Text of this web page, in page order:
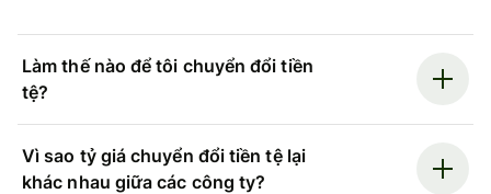
Làm thế nào để tôi chuyển đổi tiền
tệ?
Vì sao tỷ giá chuyển đổi tiền tệ lại
khác nhau giữa các công ty?